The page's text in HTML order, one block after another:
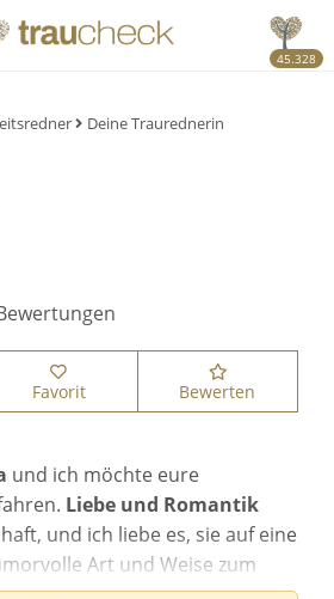
45.328
Deine Traurednerin
Favorit Bewerten
und ich möchte eure
Liebe und Romantik
und ich liebe es, sie auf eine
Art und Weise zum